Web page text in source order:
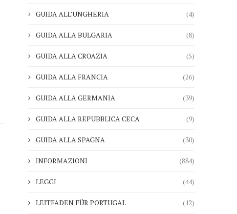
GUIDA ALL’UNGHERIA (4)
GUIDA ALLA BULGARIA (8)
GUIDA ALLA CROAZIA (5)
GUIDA ALLA FRANCIA (26)
GUIDA ALLA GERMANIA (39)
GUIDA ALLA REPUBBLICA CECA (9)
GUIDA ALLA SPAGNA (30)
INFORMAZIONI (884)
LEGGI (44)
LEITFADEN FÜR PORTUGAL (12)